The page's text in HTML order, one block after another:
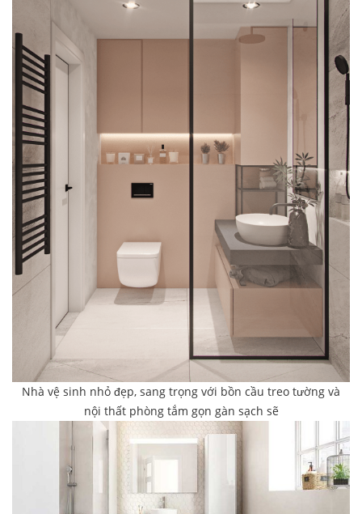
Nhà vệ sinh nhỏ đẹp, sang trọng với bồn cầu treo tường và
nội thất phòng tắm gọn gàn sạch sẽ